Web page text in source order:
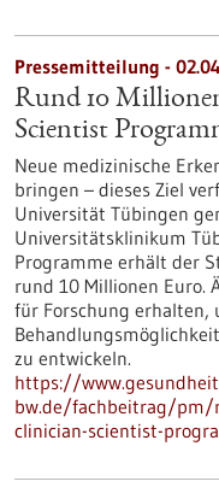
Pressemitteilung -
Rund 10
Scientist
Neue medizinische
bringen – dieses Ziel
Universität Tübingen
Universitätsklinikum
Programme erhält der
rund 10 Millionen Euro.
für Forschung erhalten,
zu entwickeln.
https://
bw.de/fachbeitrag/pm/
clinician-scientist-